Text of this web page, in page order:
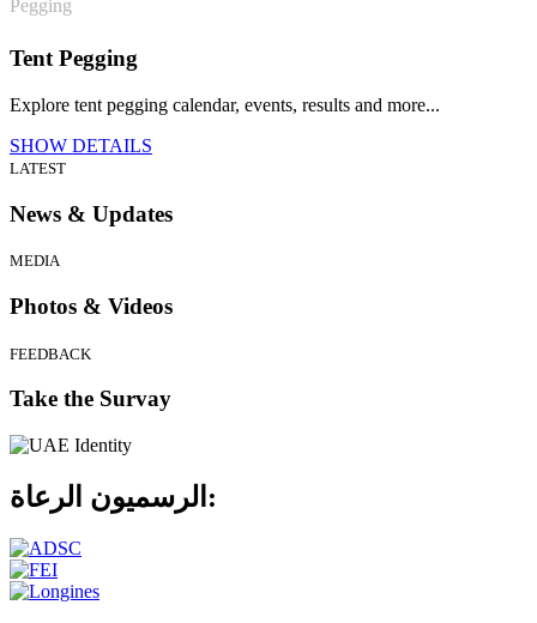
Tent Pegging
Explore tent pegging calendar, events, results and more...
SHOW DETAILS
LATEST
News & Updates
MEDIA
Photos & Videos
FEEDBACK
Take the Survay
الرسميون الرعاة: